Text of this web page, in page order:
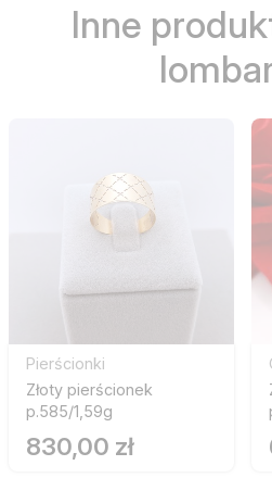
Inne
Pierścionki
Złoty pierścionek
p.585/1,59g
830,00 zł